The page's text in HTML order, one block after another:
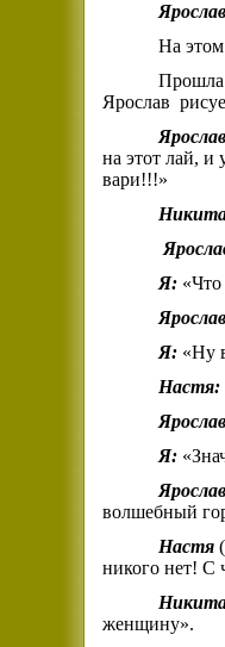
На этом
Прошла
Ярослав
на этот лай, и
вари!!!»
Я: «Что
Я: «Ну
Настя:
Я:
волшебный
Настя
никого нет! С
женщину».